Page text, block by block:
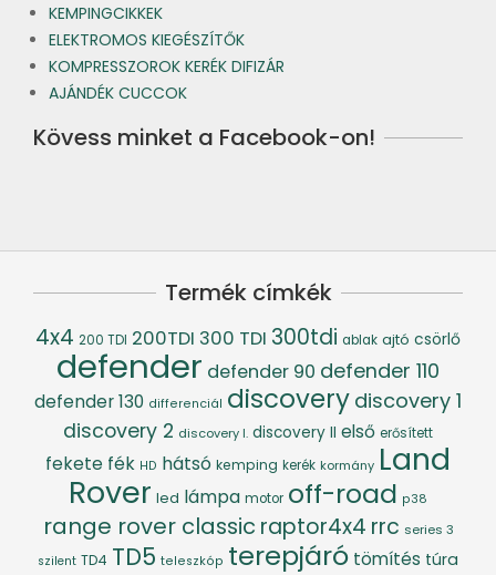
KEMPINGCIKKEK
ELEKTROMOS KIEGÉSZÍTŐK
KOMPRESSZOROK KERÉK DIFIZÁR
AJÁNDÉK CUCCOK
Kövess minket a Facebook-on!
Termék címkék
4x4 200 TDI 200TDI 300 TDI 300tdi ablak ajtó csörlő
defender defender 90 defender 110
defender 130 differenciál discovery discovery 1
discovery 2 discovery I. discovery II első erősített
fekete fék HD hátsó kemping kerék kormány Land
Rover led lámpa motor off-road p38
range rover classic raptor4x4 rrc series 3
szilent TD4 TD5 teleszkóp terepjáró tömítés túra